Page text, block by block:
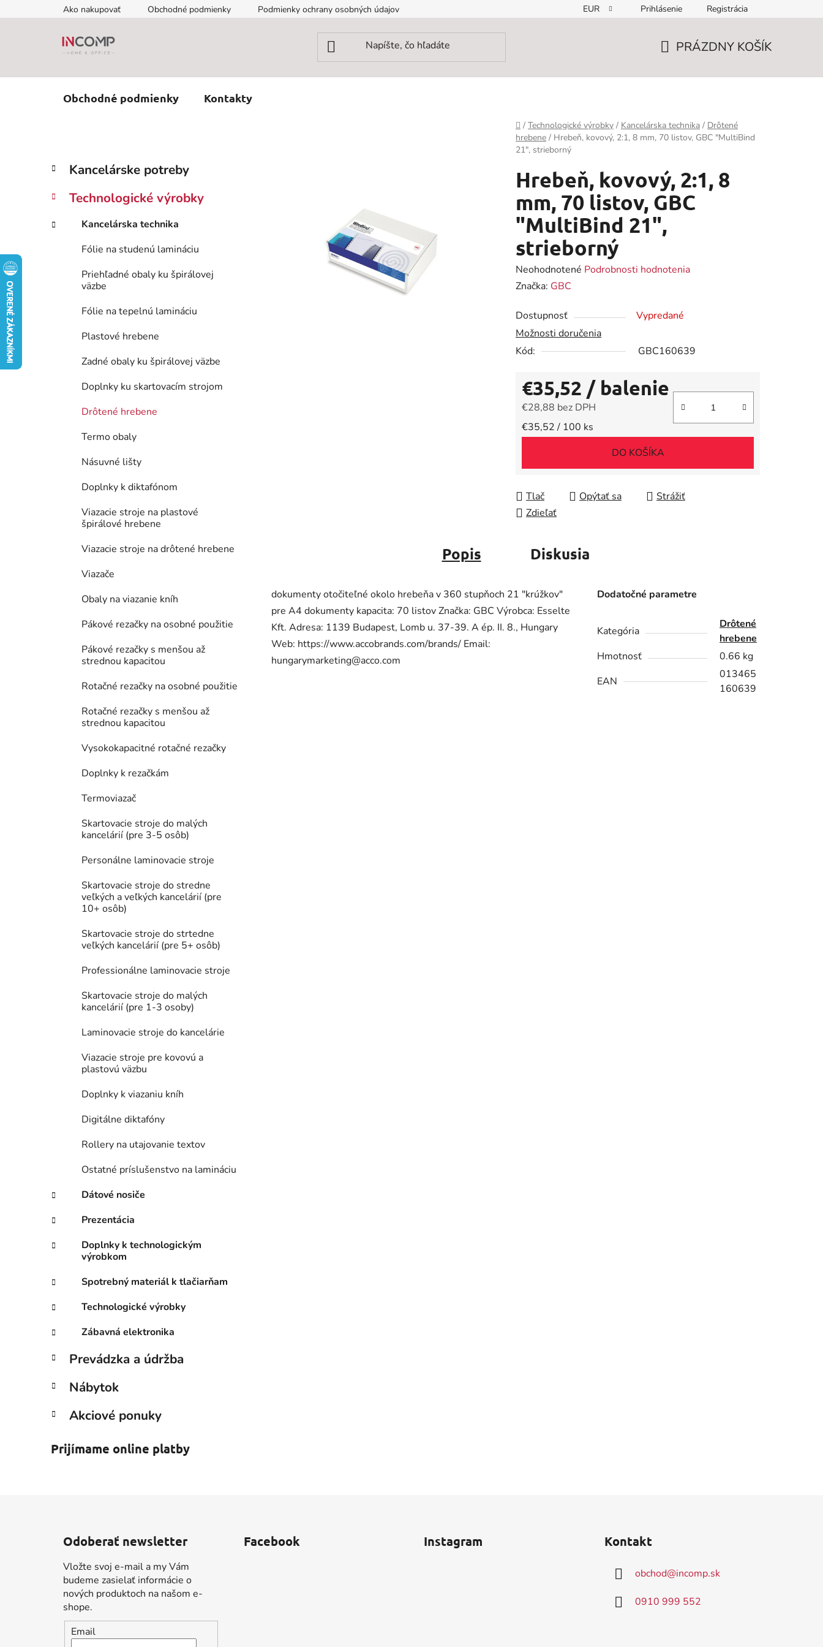
na
Ako nakupovať Obchodné podmienky Podmienky ochrany osobných údajov EUR Prihlásenie Registrácia
PRÁZDNY KOŠÍK
Obchodné podmienky Kontakty
Domov
/ Technologické výrobky / Kancelárska technika / Drôtené
hrebene / Hrebeň, kovový, 2:1, 8 mm, 70 listov, GBC "MultiBind
21", strieborný
B
č
ý
Preskočiť
kategórie
K
a
e
ó
Kancelárske potreby
Technologické výrobky
Kancelárska technika
Fólie na studenú lamináciu
Priehľadné obaly ku špirálovej
väzbe
Fólie na tepelnú lamináciu
Plastové hrebene
Zadné obaly ku špirálovej väzbe
Doplnky ku skartovacím strojom
Drôtené hrebene
Termo obaly
Násuvné lišty
Doplnky k diktafónom
Viazacie stroje na plastové
špirálové hrebene
Viazacie stroje na drôtené hrebene
Viazače
Obaly na viazanie kníh
Pákové rezačky na osobné použitie
Pákové rezačky s menšou až
strednou kapacitou
Rotačné rezačky na osobné použitie
Rotačné rezačky s menšou až
strednou kapacitou
Vysokokapacitné rotačné rezačky
Doplnky k rezačkám
Termoviazač
Skartovacie stroje do malých
kancelárií (pre 3-5 osôb)
Personálne laminovacie stroje
Skartovacie stroje do stredne
veľkých a veľkých kancelárií (pre
10+ osôb)
Skartovacie stroje do strtedne
veľkých kancelárií (pre 5+ osôb)
Professionálne laminovacie stroje
Skartovacie stroje do malých
kancelárií (pre 1-3 osoby)
Laminovacie stroje do kancelárie
Viazacie stroje pre kovovú a
plastovú väzbu
Doplnky k viazaniu kníh
Digitálne diktafóny
Rollery na utajovanie textov
Ostatné príslušenstvo na lamináciu
Dátové nosiče
Prezentácia
Doplnky k technologickým
výrobkom
Spotrebný materiál k tlačiarňam
Technologické výrobky
Zábavná elektronika
Prevádzka a údržba
Nábytok
Akciové ponuky
Prijímame online platby
Hrebeň, kovový, 2:1, 8
mm, 70 listov, GBC
"MultiBind 21",
strieborný
Priemerné
hodnotenie
je
0,0
z
hviezdičiek.
Neohodnotené Podrobnosti hodnotenia
Značka: GBC
Dostupnosť
Vypredané
Možnosti doručenia
Kód:
GBC160639
€35,52 / balenie
€28,88 bez DPH
Jednotková cena:
€35,52 / 100 ks
DO KOŠÍKA
Tlač Opýtať sa
Strážiť
Zdieľať
Popis Diskusia
dokumenty otočiteľné okolo hrebeňa v 360 stupňoch 21 "krúžkov"
pre A4 dokumenty kapacita: 70 listov Značka: GBC Výrobca: Esselte
Kft. Adresa: 1139 Budapest, Lomb u. 37-39. A ép. II. 8., Hungary
Web: https://www.accobrands.com/brands/ Email:
hungarymarketing@acco.com
Dodatočné parametre
Kategória
Drôtené
hrebene
Hmotnosť
0.66 kg
EAN
013465
160639
Odoberať newsletter
Vložte svoj e-mail a my Vám
budeme zasielať informácie o
nových produktoch na našom e-
shope.
Email
Facebook Instagram Kontakt
obchod@incomp.sk
0910 999 552